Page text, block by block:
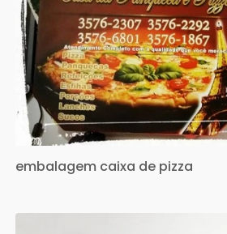
embalagem caixa de pizza